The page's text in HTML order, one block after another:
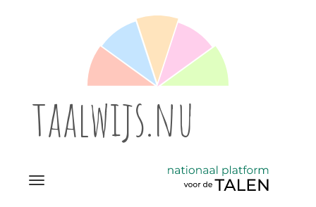
taalwijs.nu
Navigation